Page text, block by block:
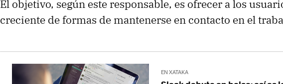
El objetivo, según este responsable, es ofrecer a los
creciente de formas de mantenerse en contacto en el
EN XATAKA